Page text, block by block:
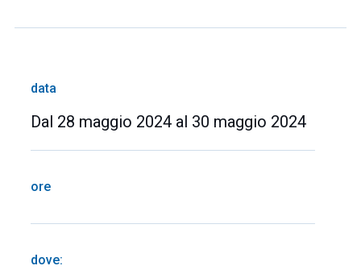
data
Dal 28 maggio 2024 al 30 maggio 2024
ore
dove: